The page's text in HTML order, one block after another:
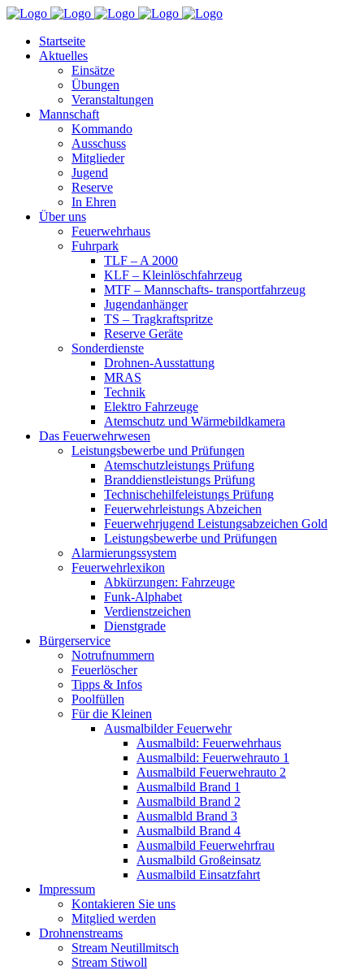
Startseite
Aktuelles
Einsätze
Übungen
Veranstaltungen
Mannschaft
Kommando
Ausschuss
Mitglieder
Jugend
Reserve
In Ehren
Über uns
Feuerwehrhaus
Fuhrpark
TLF – A 2000
KLF – Kleinlöschfahrzeug
MTF – Mannschafts- transportfahrzeug
Jugendanhänger
TS – Tragkraftspritze
Reserve Geräte
Sonderdienste
Drohnen-Ausstattung
MRAS
Technik
Elektro Fahrzeuge
Atemschutz und Wärmebildkamera
Das Feuerwehrwesen
Leistungsbewerbe und Prüfungen
Atemschutzleistungs Prüfung
Branddienstleistungs Prüfung
Technischehilfeleistungs Prüfung
Feuerwehrleistungs Abzeichen
Feuerwehrjugend Leistungsabzeichen Gold
Leistungsbewerbe und Prüfungen
Alarmierungssystem
Feuerwehrlexikon
Abkürzungen: Fahrzeuge
Funk-Alphabet
Verdienstzeichen
Dienstgrade
Bürgerservice
Notrufnummern
Feuerlöscher
Tipps & Infos
Poolfüllen
Für die Kleinen
Ausmalbilder Feuerwehr
Ausmalbild: Feuerwehrhaus
Ausmalbild: Feuerwehrauto 1
Ausmalbild Feuerwehrauto 2
Ausmalbild Brand 1
Ausmalbild Brand 2
Ausmalbld Brand 3
Ausmalbild Brand 4
Ausmalbild Feuerwehrfrau
Ausmalbild Großeinsatz
Ausmalbild Einsatzfahrt
Impressum
Kontakieren Sie uns
Mitglied werden
Drohnenstreams
Stream Neutillmitsch
Stream Stiwoll